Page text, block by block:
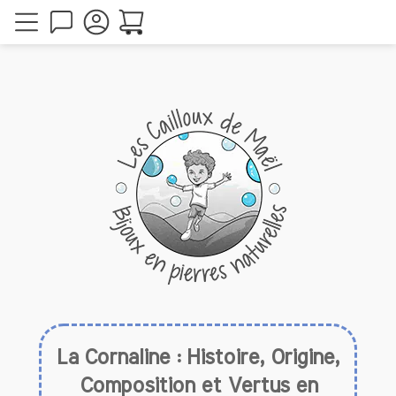
La Cornaline : Histoire, Origine,
Composition et Vertus en